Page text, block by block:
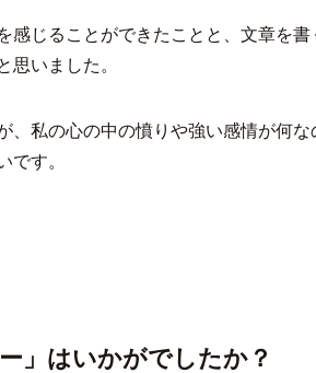
感じることができたことと、文章を
思いました。
、私の心の中の憤りや強い感情が何
です。
」はいかがでしたか？